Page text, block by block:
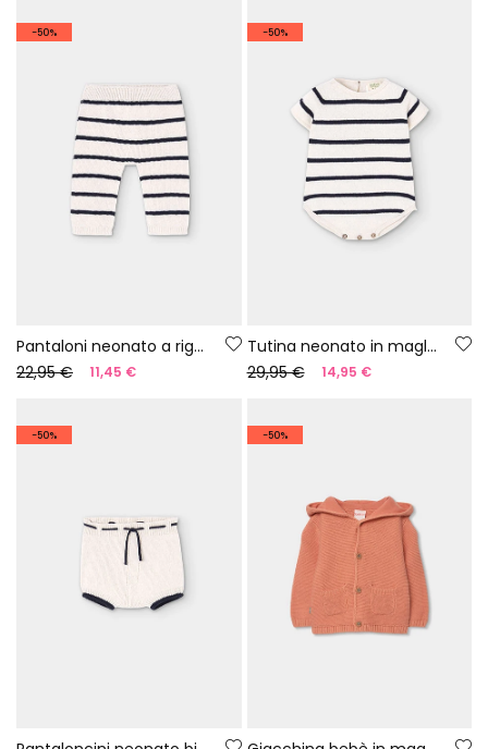
-50%
Pantaloni neonato a righe filato 100% riciclato | Limited Edition
22,95 €
11,45 €
-50%
Tutina neonato in maglia a righe filato 100% riciclato
29,95 €
14,95 €
-50% -50%